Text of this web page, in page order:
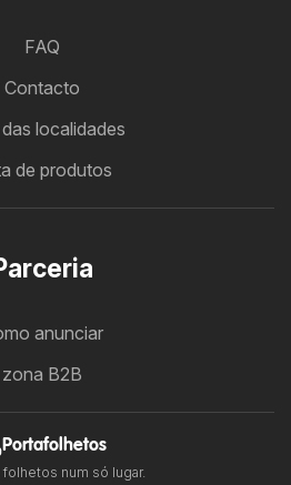
FAQ
Contacto
localidades
de produtos
anunciar
zona B2B
Portafolhetos
num só lugar.